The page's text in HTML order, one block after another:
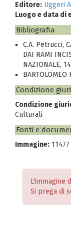
Editore: Uggeri
Luogo e data di
Bibliografia
C.A. Petrucci,
DAI RAMI
NAZIONALE,
Condizione
Condizione
Culturali
Fonti e
Immagine: 11477
L'immagine
Si prega di